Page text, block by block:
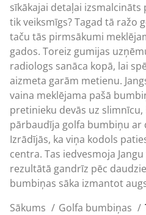
sīkākajai detaļai
tik veiksmīgs? Tagad tā ražo
taču tās pirmsākumi
gados. Toreiz gumijas
radiologs sanāca kopā, lai
aizmeta garām metienu.
vaina meklējama pašā
pretinieku devās uz
pārbaudīja golfa bumbiņu ar
Izrādījās, ka viņa kodols
centra. Tas iedvesmoja
rezultātā gandrīz pēc
bumbiņas sāka izmantot
Sākums
Golfa bumbiņas